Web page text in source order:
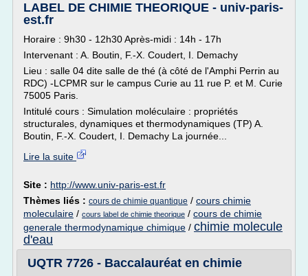
LABEL DE CHIMIE THEORIQUE - univ-paris-
est.fr
Horaire : 9h30 - 12h30 Après-midi : 14h - 17h
Intervenant : A. Boutin, F.-X. Coudert, I. Demachy
Lieu : salle 04 dite salle de thé (à côté de l'Amphi Perrin au
RDC) -LCPMR sur le campus Curie au 11 rue P. et M. Curie
75005 Paris.
Intitulé cours : Simulation moléculaire : propriétés
structurales, dynamiques et thermodynamiques (TP) A.
Boutin, F.-X. Coudert, I. Demachy La journée...
Lire la suite
Site : http://www.univ-paris-est.fr
Thèmes liés : cours de chimie quantique / cours chimie
moleculaire / cours label de chimie theorique / cours de chimie
generale thermodynamique chimique / chimie molecule
d'eau
UQTR 7726 - Baccalauréat en chimie